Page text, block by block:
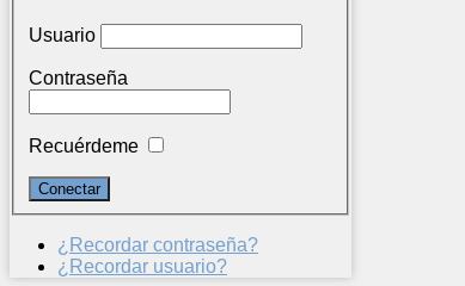
Usuario
Contraseña
Recuérdeme
¿Recordar contraseña?
¿Recordar usuario?